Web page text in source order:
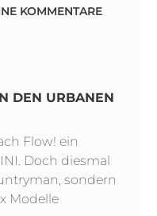
KOMMENTARE
DEN URBANEN
Flow! ein
Doch diesmal
sondern
Modelle